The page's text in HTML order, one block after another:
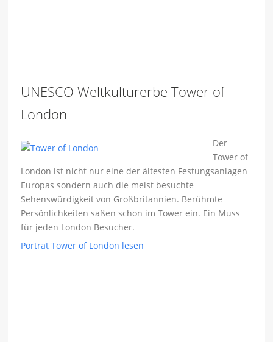
UNESCO Weltkulturerbe Tower of
London
Der
Tower of
London ist nicht nur eine der ältesten Festungsanlagen
Europas sondern auch die meist besuchte
Sehenswürdigkeit von Großbritannien. Berühmte
Persönlichkeiten saßen schon im Tower ein. Ein Muss
für jeden London Besucher.
Porträt Tower of London lesen